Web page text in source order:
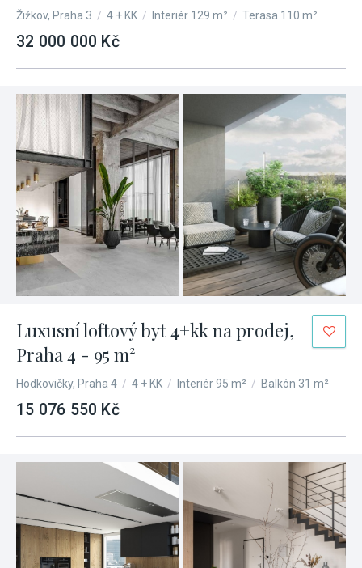
Žižkov, Praha 3 / 4 + KK / Interiér 129 m² / Terasa 110 m²
32 000 000 Kč
Luxusní loftový byt 4+kk na prodej,
Praha 4 - 95 m²
Hodkovičky, Praha 4 / 4 + KK / Interiér 95 m² / Balkón 31 m²
15 076 550 Kč